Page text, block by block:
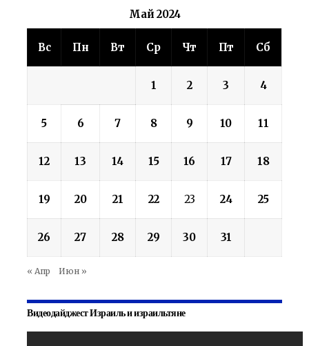
Май 2024
Вс Пн Вт Ср Чт Пт Сб
1 2 3 4
5 6 7 8 9 10 11
12 13 14 15 16 17 18
19 20 21 22 23 24 25
26 27 28 29 30 31
« Апр Июн »
Видеодайджест Израиль и израильтяне